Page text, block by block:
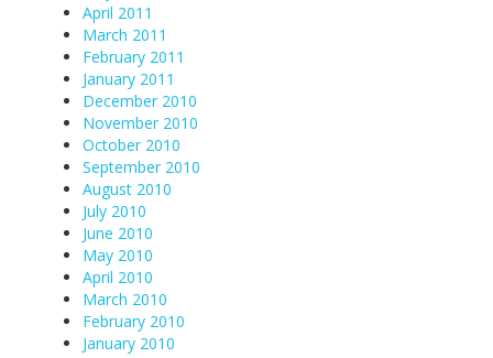
April 2011
March 2011
February 2011
January 2011
December 2010
November 2010
October 2010
September 2010
August 2010
July 2010
June 2010
May 2010
April 2010
March 2010
February 2010
January 2010